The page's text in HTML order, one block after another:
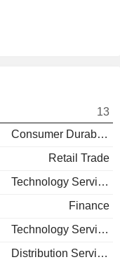
13
Consumer Durables
Retail Trade
Technology Services
Finance
Technology Services
Distribution Services